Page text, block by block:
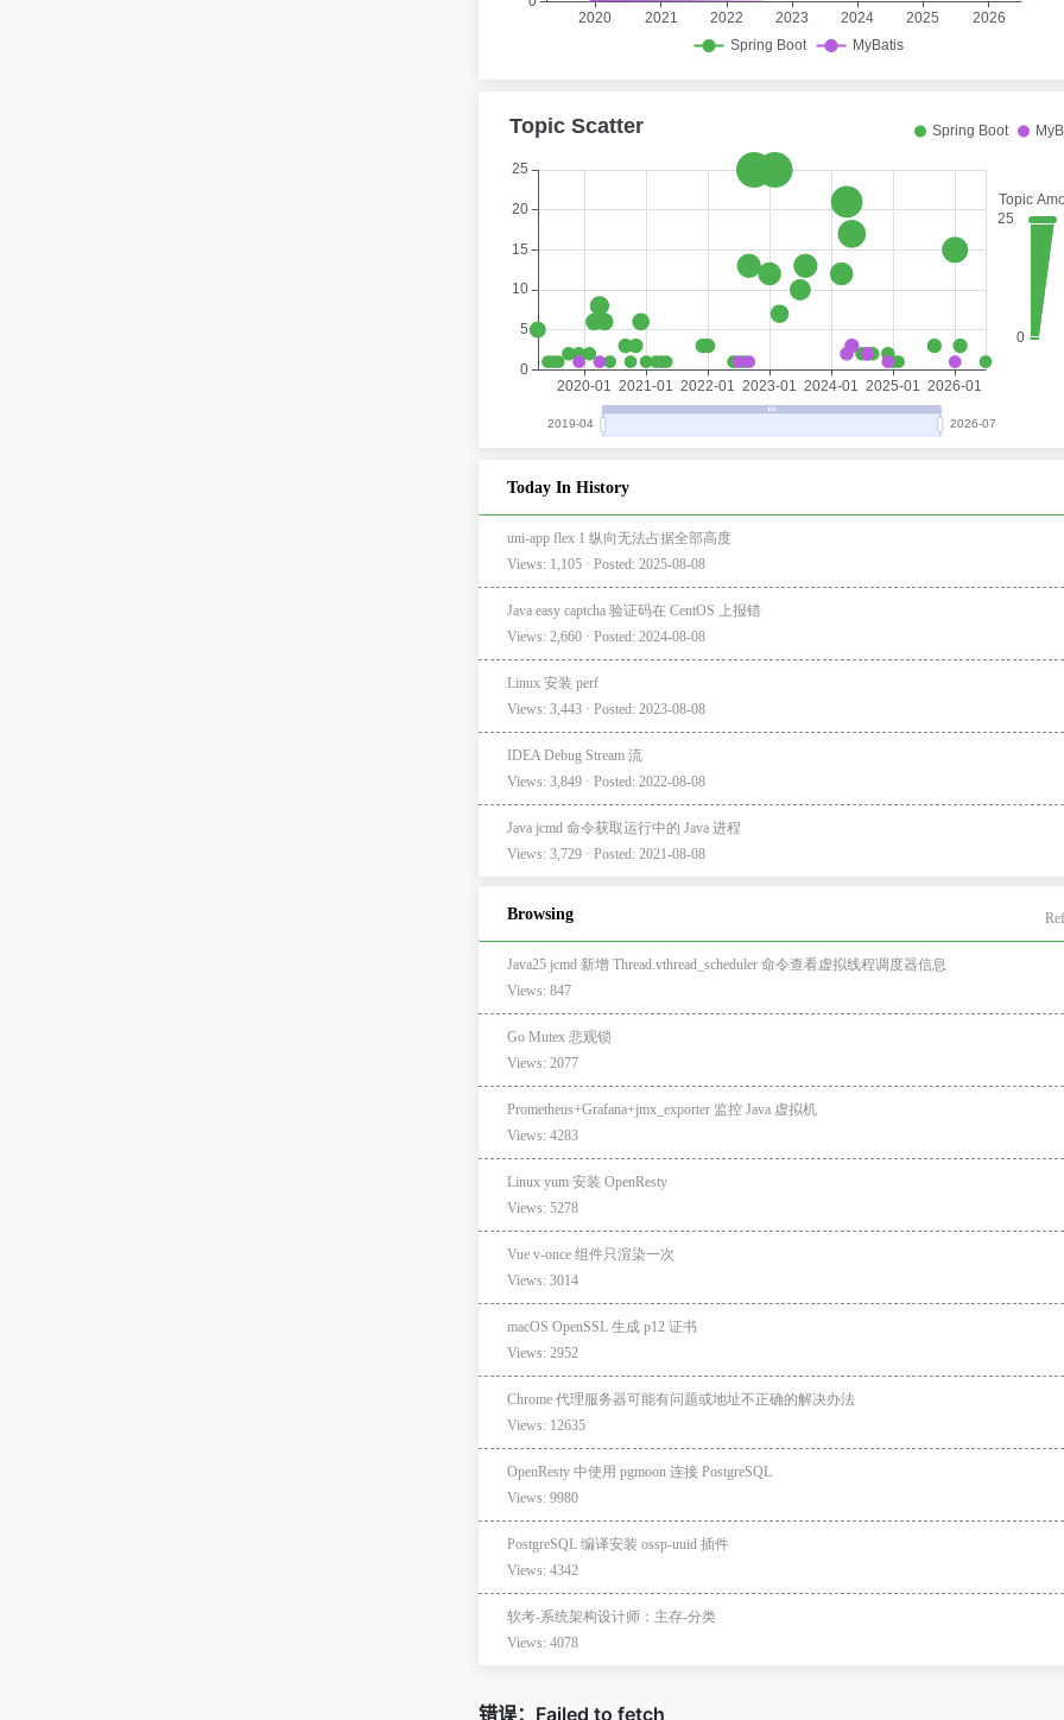
Today In History
uni-app flex 1 纵向无法占据全部高度
Views: 1,105 · Posted: 2025-08-08
Java easy captcha 验证码在 CentOS 上报错
Views: 2,660 · Posted: 2024-08-08
Linux 安装 perf
Views: 3,443 · Posted: 2023-08-08
IDEA Debug Stream 流
Views: 3,849 · Posted: 2022-08-08
Java jcmd 命令获取运行中的 Java 进程
Views: 3,729 · Posted: 2021-08-08
Browsing
Java25 jcmd 新增 Thread.vthread_scheduler 命令查看虚拟线程调度器信息
Views: 847
Go Mutex 悲观锁
Views: 2077
Prometheus+Grafana+jmx_exporter 监控 Java 虚拟机
Views: 4283
Linux yum 安装 OpenResty
Views: 5278
Vue v-once 组件只渲染一次
Views: 3014
macOS OpenSSL 生成 p12 证书
Views: 2952
Chrome 代理服务器可能有问题或地址不正确的解决办法
Views: 12635
OpenResty 中使用 pgmoon 连接 PostgreSQL
Views: 9980
PostgreSQL 编译安装 ossp-uuid 插件
Views: 4342
软考-系统架构设计师：主存-分类
Views: 4078